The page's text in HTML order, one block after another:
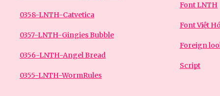
0358-LNTH-Catvetica
0357-LNTH-Gingies Bubble
0356-LNTH-Angel Bread
0355-LNTH-WormRules
Font LNTH
Font Việt
Foreign
Script